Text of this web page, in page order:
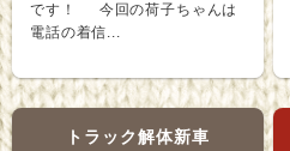
です！ 今回の荷子ちゃんは
電話の着信...
トラック解体新車